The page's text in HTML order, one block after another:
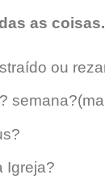
as coisas.
ou
Igreja?